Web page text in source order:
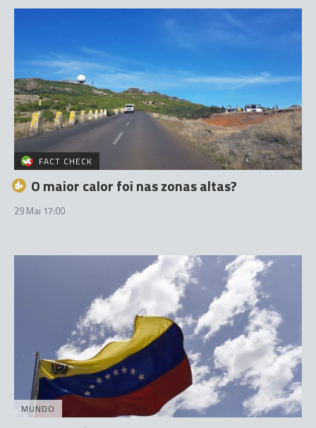
FACT CHECK
O maior calor foi nas zonas altas?
29 Mai 17:00
MUNDO